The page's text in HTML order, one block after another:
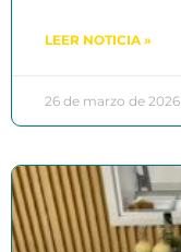
LEER NOTICIA »
26 de marzo de 2026